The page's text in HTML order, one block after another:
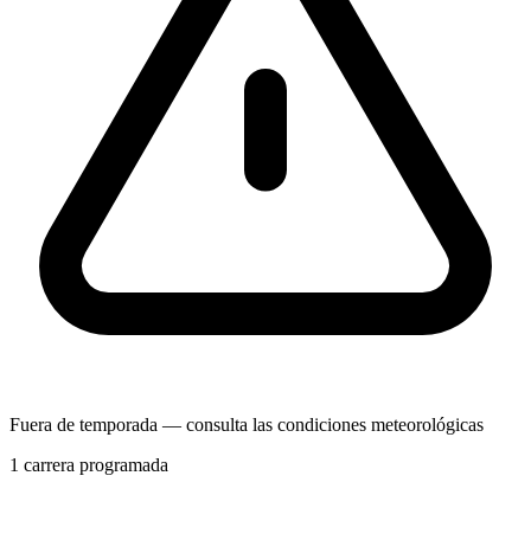
Fuera de temporada — consulta las condiciones meteorológicas
1 carrera programada